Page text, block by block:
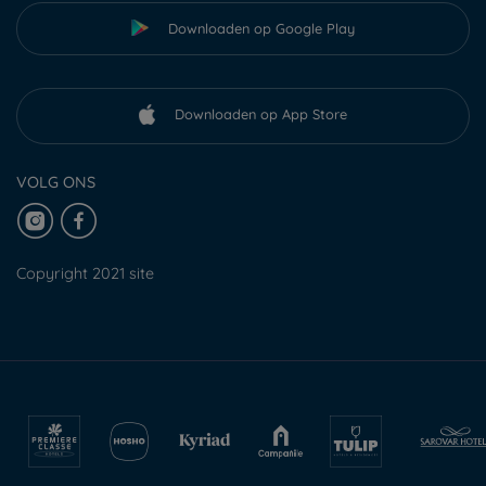
Downloaden op Google Play
Downloaden op App Store
VOLG ONS
Copyright 2021 site